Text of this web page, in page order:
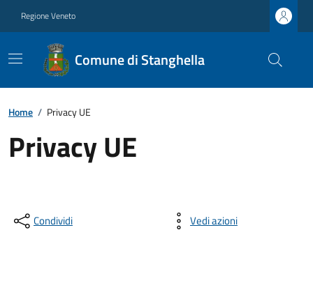
Regione Veneto
Comune di Stanghella
Home / Privacy UE
Privacy UE
Condividi Vedi azioni